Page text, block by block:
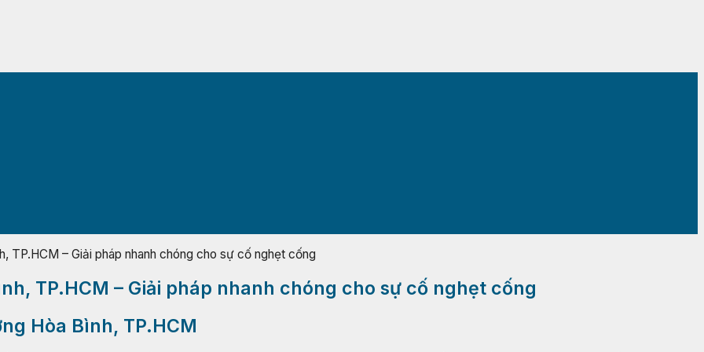
TP.HCM – Giải pháp nhanh chóng cho sự cố nghẹt cống
TP.HCM – Giải pháp nhanh chóng cho sự cố nghẹt cống
Hòa Bình, TP.HCM